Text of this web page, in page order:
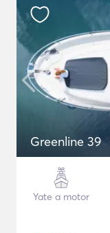
Greenline 39
Yate a motor